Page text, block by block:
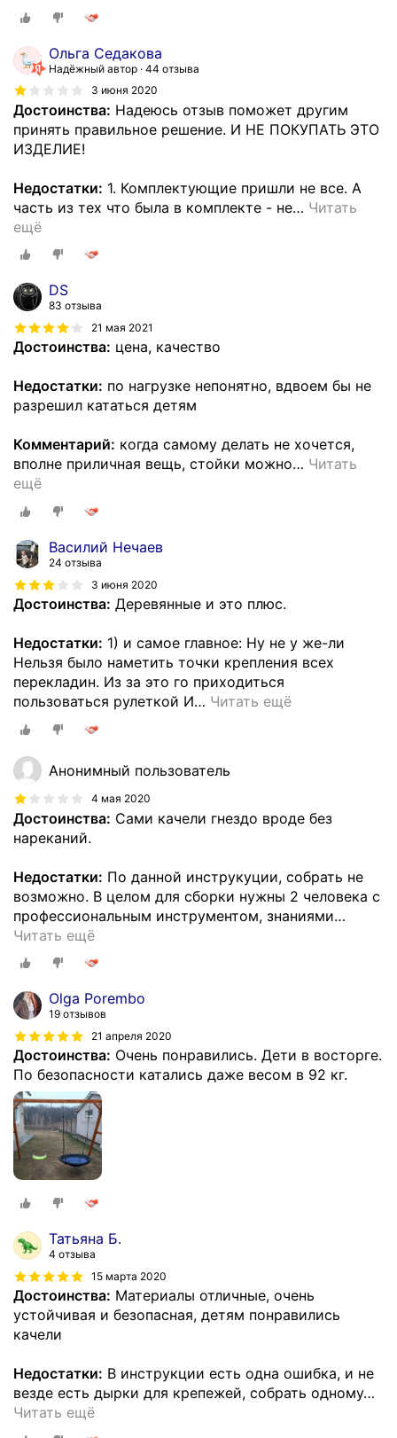
Ольга Седакова
Надёжный автор 44 отзыва
3 июня 2020
Достоинства: Надеюсь отзыв поможет другим
принять правильное решение. И НЕ ПОКУПАТЬ ЭТО
ИЗДЕЛИЕ!
Недостатки: 1. Комплектующие пришли не все. А
часть из тех что была в комплекте - не… Читать
ещё
DS
83 отзыва
21 мая 2021
Достоинства: цена, качество
Недостатки: по нагрузке непонятно, вдвоем бы не
разрешил кататься детям
Комментарий: когда самому делать не хочется,
вполне приличная вещь, стойки можно… Читать
ещё
Василий Нечаев
24 отзыва
3 июня 2020
Достоинства: Деревянные и это плюс.
Недостатки: 1) и самое главное: Ну не у же-ли
Нельзя было наметить точки крепления всех
перекладин. Из за это го приходиться
пользоваться рулеткой И… Читать ещё
Анонимный пользователь
4 мая 2020
Достоинства: Сами качели гнездо вроде без
нареканий.
Недостатки: По данной инструкуции, собрать не
возможно. В целом для сборки нужны 2 человека с
профессиональным инструментом, знаниями…
Читать ещё
Olga Porembo
19 отзывов
21 апреля 2020
Достоинства: Очень понравились. Дети в восторге.
По безопасности катались даже весом в 92 кг.
Татьяна Б.
4 отзыва
15 марта 2020
Достоинства: Материалы отличные, очень
устойчивая и безопасная, детям понравились
качели
Недостатки: В инструкции есть одна ошибка, и не
везде есть дырки для крепежей, собрать одному…
Читать ещё